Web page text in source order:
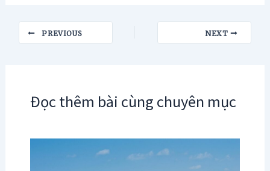
navigation
PREVIOUS NEXT
Đọc thêm bài cùng chuyên mục